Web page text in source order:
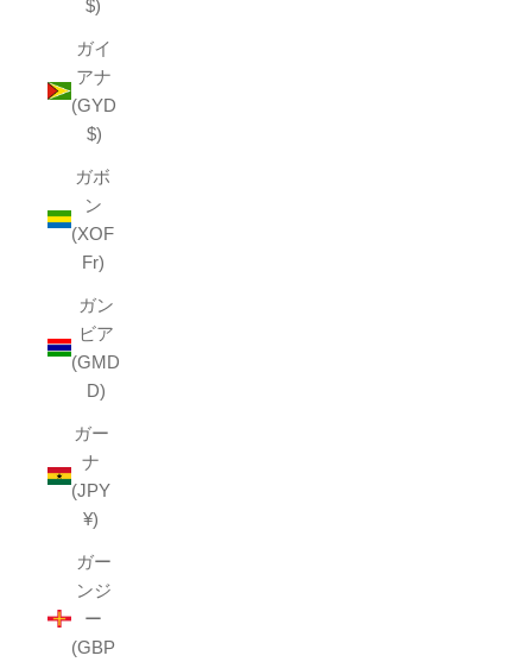
$)
ガイ
アナ
(GYD
$)
ガボ
ン
(XOF
Fr)
ガン
ビア
(GMD
D)
ガー
ナ
(JPY
¥)
ガー
ンジ
ー
(GBP